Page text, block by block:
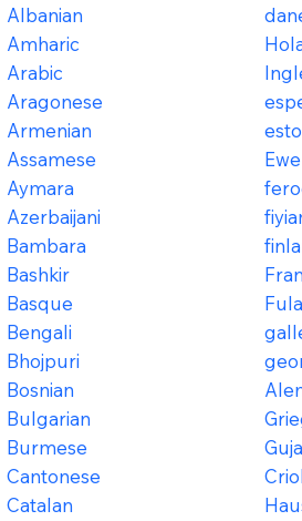
Albanian
Amharic
Arabic
Aragonese
Armenian
Assamese
Aymara
Azerbaijani
Bambara
Bashkir
Basque
Bengali
Bhojpuri
Bosnian
Bulgarian
Burmese
Cantonese
Catalan
Ewe
Fula